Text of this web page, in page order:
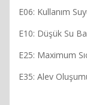
E06: Kullanım
E10: Düşük Su
E25: Maximum
E35: Alev